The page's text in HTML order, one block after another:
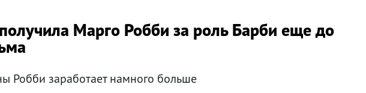
Марго Робби за роль Барби еще до
Робби заработает намного больше